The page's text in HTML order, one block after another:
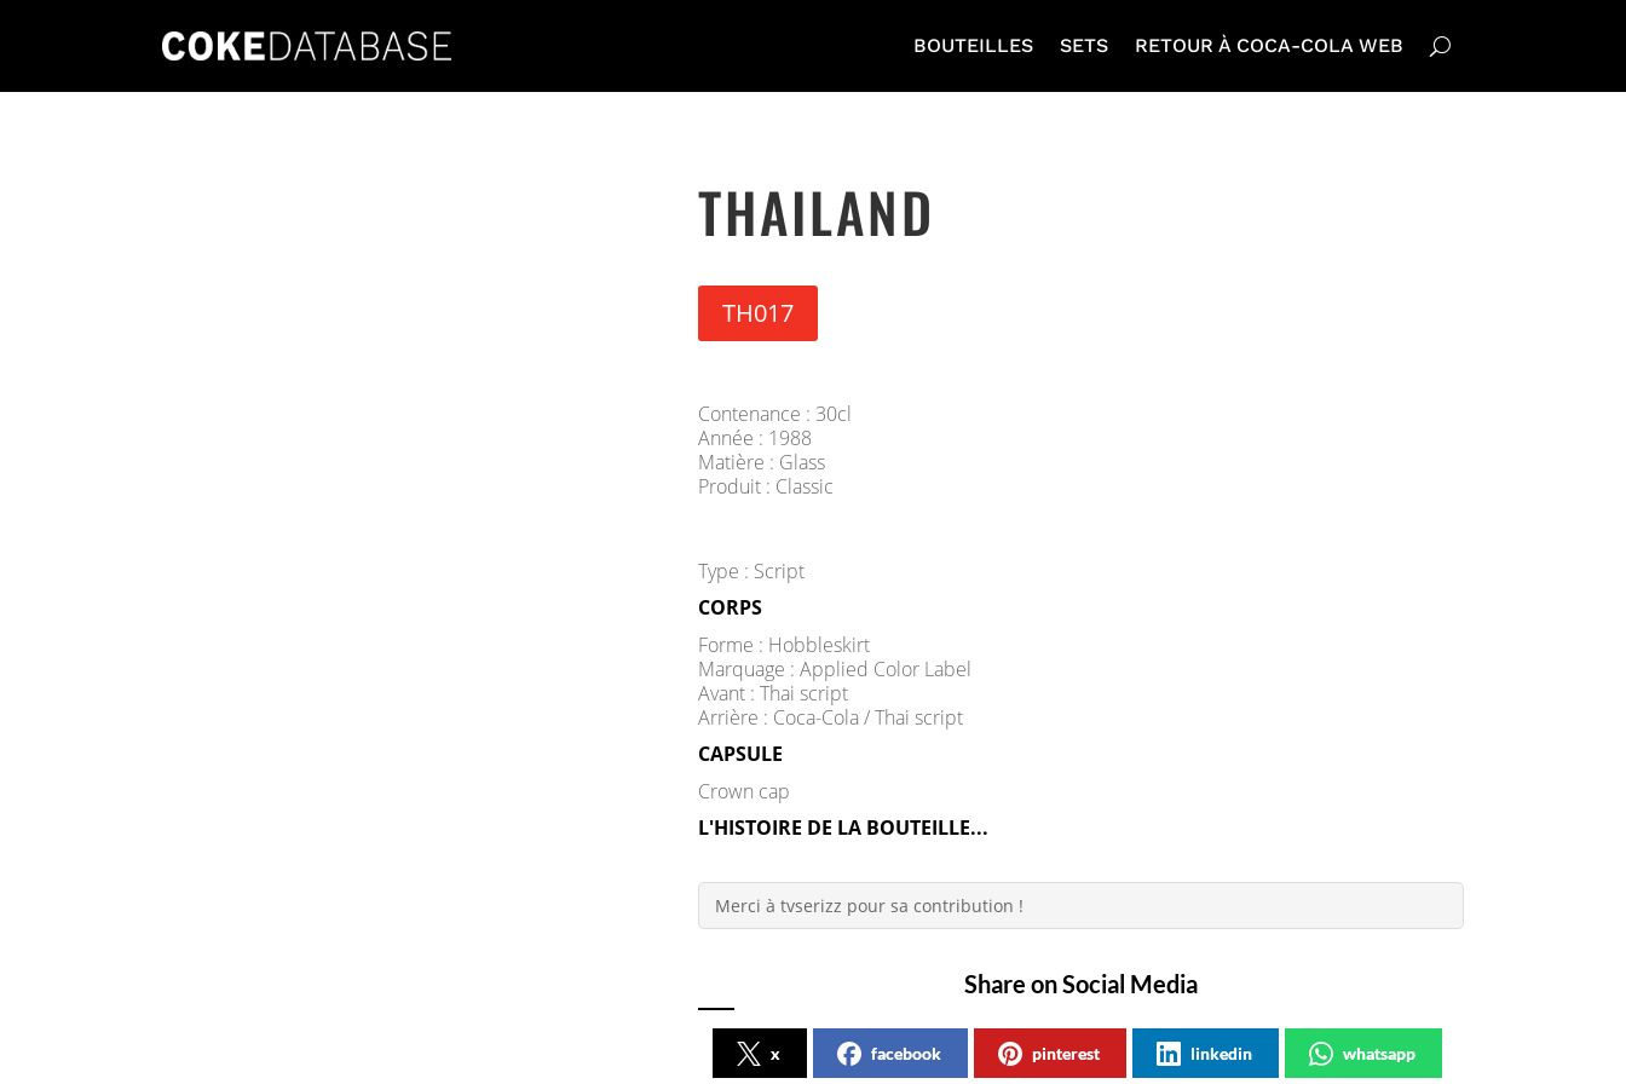
BOUTEILLES SETS RETOUR À COCA-COLA WEB
THAILAND
TH017
Contenance : 30cl
Année : 1988
Matière : Glass
Produit : Classic
Type : Script
CORPS
Forme : Hobbleskirt
Marquage : Applied Color Label
Avant : Thai script
Arrière : Coca-Cola / Thai script
CAPSULE
Crown cap
L'HISTOIRE DE LA BOUTEILLE...
Merci à tvserizz pour sa contribution !
Share on Social Media
x facebook pinterest linkedin whatsapp